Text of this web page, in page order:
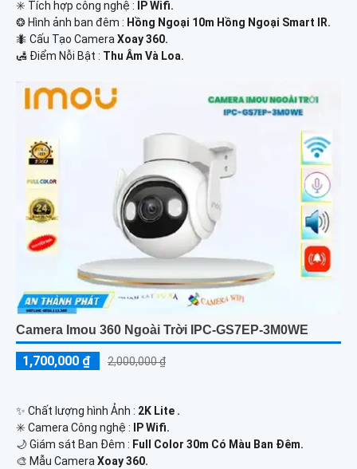
✳️ Tích hợp công nghệ : IP Wifi.
❂ Hình ảnh ban đêm : Hồng Ngoại 10m Hồng Ngoại Smart IR.
🐜 Cấu Tạo Camera Xoay 360.
️🛃 Điểm Nỗi Bật : Thu Âm Và Loa.
Camera Imou 360 Ngoài Trời IPC-GS7EP-3M0WE
1,700,000 ₫ 2,000,000 ₫
✨ Chất lượng hình Ảnh : 2K Lite .
✳️ Camera Công nghệ :
IP Wifi.
🌙 Giám sát Ban Đêm : Full Color 30m Có Màu Ban Ðêm.
🎨 Mẫu CameraXoay 360.